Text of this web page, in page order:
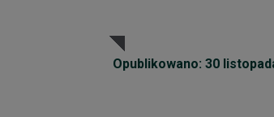
Opublikowano: 30